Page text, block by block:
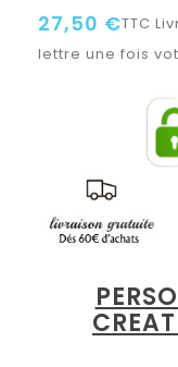
27,50 €TTC
lettre une fois